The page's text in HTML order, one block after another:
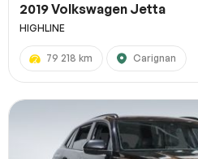
2019 Volkswagen Jetta
HIGHLINE
79 218 km Carignan